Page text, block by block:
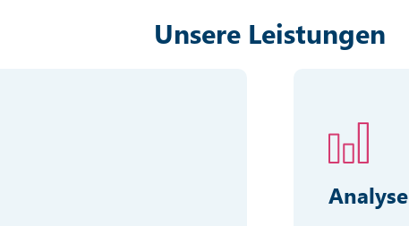
Unsere Leistungen
Analyse